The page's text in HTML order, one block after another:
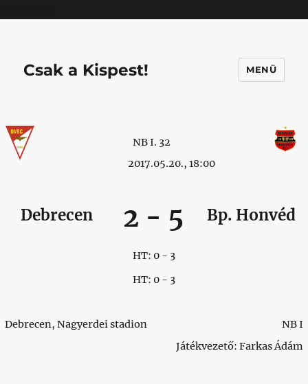
Csak a Kispest! MENÜ
NB I. 32
2017.05.20., 18:00
Debrecen 2 - 5 Bp. Honvéd
HT: 0 - 3
HT: 0 - 3
Debrecen, Nagyerdei stadion
NB I
Játékvezető: Farkas Ádám